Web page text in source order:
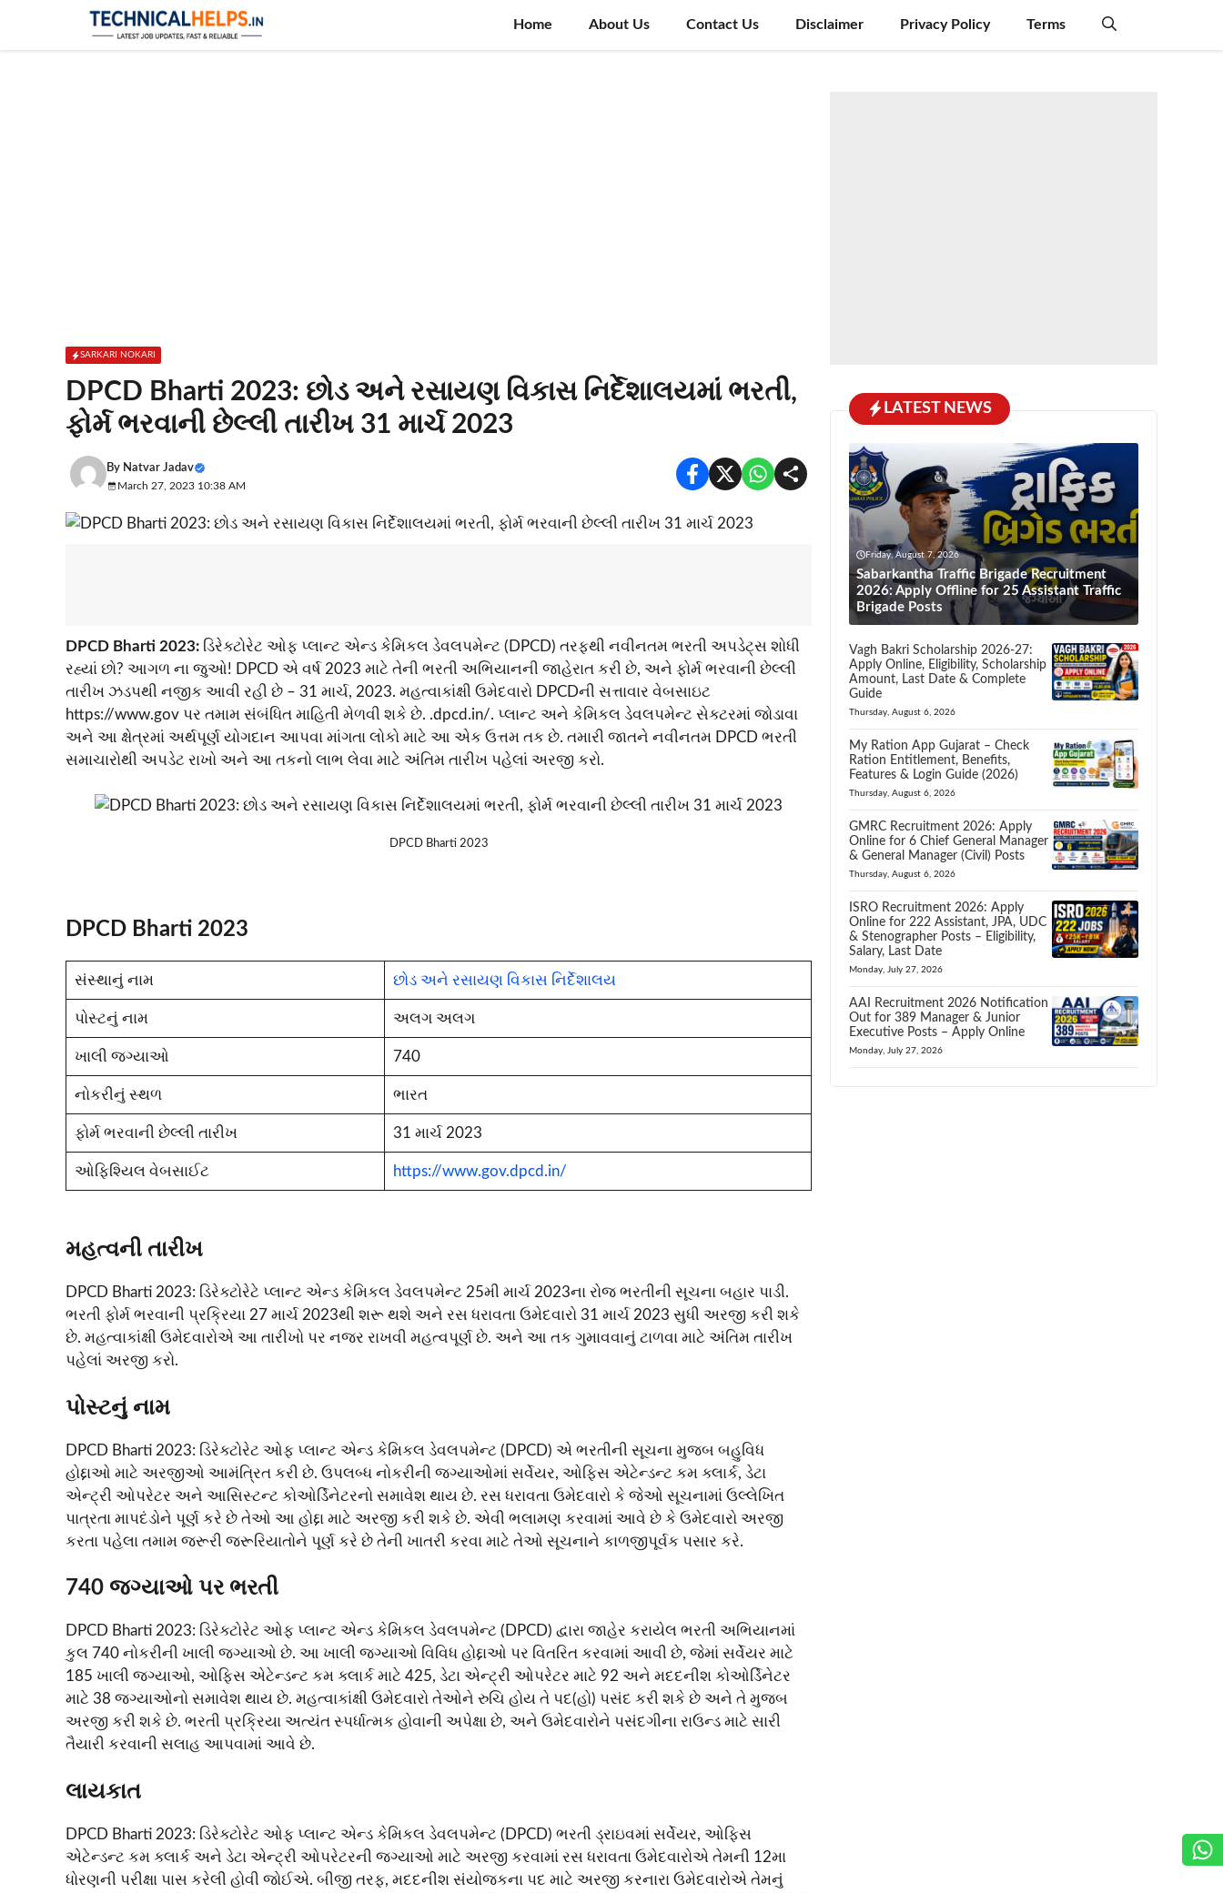
content
Home About Us Contact Us Disclaimer Privacy Policy Terms
SARKARI NOKARI
DPCD Bharti 2023: છોડ અને રસાયણ વિકાસ નિર્દેશાલયમાં ભરતી,
ફોર્મ ભરવાની છેલ્લી તારીખ 31 માર્ચ 2023
By Natvar Jadav
March 27, 2023 10:38 AM
DPCD Bharti 2023: ડિરેક્ટોરેટ ઓફ પ્લાન્ટ એન્ડ કેમિકલ ડેવલપમેન્ટ (DPCD) તરફથી નવીનતમ ભરતી અપડેટ્સ શોધી
રહ્યાં છો? આગળ ના જુઓ! DPCD એ વર્ષ 2023 માટે તેની ભરતી અભિયાનની જાહેરાત કરી છે, અને ફોર્મ ભરવાની છેલ્લી
તારીખ ઝડપથી નજીક આવી રહી છે – 31 માર્ચ, 2023. મહત્વાકાંક્ષી ઉમેદવારો DPCDની સત્તાવાર વેબસાઇટ
https://www.gov પર તમામ સંબંધિત માહિતી મેળવી શકે છે. .dpcd.in/. પ્લાન્ટ અને કેમિકલ ડેવલપમેન્ટ સેક્ટરમાં જોડાવા
અને આ ક્ષેત્રમાં અર્થપૂર્ણ યોગદાન આપવા માંગતા લોકો માટે આ એક ઉત્તમ તક છે. તમારી જાતને નવીનતમ DPCD ભરતી
સમાચારોથી અપડેટ રાખો અને આ તકનો લાભ લેવા માટે અંતિમ તારીખ પહેલાં અરજી કરો.
DPCD Bharti 2023
DPCD Bharti 2023
સંસ્થાનું નામ છોડ અને રસાયણ વિકાસ નિર્દેશાલય
પોસ્ટનું નામ અલગ અલગ
ખાલી જગ્યાઓ 740
નોકરીનું સ્થળ ભારત
ફોર્મ ભરવાની છેલ્લી તારીખ 31 માર્ચ 2023
ઓફિશ્યિલ વેબસાઈટ https://www.gov.dpcd.in/
મહત્વની તારીખ
DPCD Bharti 2023: ડિરેક્ટોરેટે પ્લાન્ટ એન્ડ કેમિકલ ડેવલપમેન્ટ 25મી માર્ચ 2023ના રોજ ભરતીની સૂચના બહાર પાડી.
ભરતી ફોર્મ ભરવાની પ્રક્રિયા 27 માર્ચ 2023થી શરૂ થશે અને રસ ધરાવતા ઉમેદવારો 31 માર્ચ 2023 સુધી અરજી કરી શકે
છે. મહત્વાકાંક્ષી ઉમેદવારોએ આ તારીખો પર નજર રાખવી મહત્વપૂર્ણ છે. અને આ તક ગુમાવવાનું ટાળવા માટે અંતિમ તારીખ
પહેલાં અરજી કરો.
પોસ્ટનું નામ
DPCD Bharti 2023: ડિરેક્ટોરેટ ઓફ પ્લાન્ટ એન્ડ કેમિકલ ડેવલપમેન્ટ (DPCD) એ ભરતીની સૂચના મુજબ બહુવિધ
હોદ્દાઓ માટે અરજીઓ આમંત્રિત કરી છે. ઉપલબ્ધ નોકરીની જગ્યાઓમાં સર્વેયર, ઓફિસ એટેન્ડન્ટ કમ ક્લાર્ક, ડેટા
એન્ટ્રી ઓપરેટર અને આસિસ્ટન્ટ કોઓર્ડિનેટરનો સમાવેશ થાય છે. રસ ધરાવતા ઉમેદવારો કે જેઓ સૂચનામાં ઉલ્લેખિત
પાત્રતા માપદંડોને પૂર્ણ કરે છે તેઓ આ હોદ્દા માટે અરજી કરી શકે છે. એવી ભલામણ કરવામાં આવે છે કે ઉમેદવારો અરજી
કરતા પહેલા તમામ જરૂરી જરૂરિયાતોને પૂર્ણ કરે છે તેની ખાતરી કરવા માટે તેઓ સૂચનાને કાળજીપૂર્વક પસાર કરે.
740 જગ્યાઓ પર ભરતી
DPCD Bharti 2023: ડિરેક્ટોરેટ ઓફ પ્લાન્ટ એન્ડ કેમિકલ ડેવલપમેન્ટ (DPCD) દ્વારા જાહેર કરાયેલ ભરતી અભિયાનમાં
કુલ 740 નોકરીની ખાલી જગ્યાઓ છે. આ ખાલી જગ્યાઓ વિવિધ હોદ્દાઓ પર વિતરિત કરવામાં આવી છે, જેમાં સર્વેયર માટે
185 ખાલી જગ્યાઓ, ઓફિસ એટેન્ડન્ટ કમ ક્લાર્ક માટે 425, ડેટા એન્ટ્રી ઓપરેટર માટે 92 અને મદદનીશ કોઓર્ડિનેટર
માટે 38 જગ્યાઓનો સમાવેશ થાય છે. મહત્વાકાંક્ષી ઉમેદવારો તેઓને રુચિ હોય તે પદ(હો) પસંદ કરી શકે છે અને તે મુજબ
અરજી કરી શકે છે. ભરતી પ્રક્રિયા અત્યંત સ્પર્ધાત્મક હોવાની અપેક્ષા છે, અને ઉમેદવારોને પસંદગીના રાઉન્ડ માટે સારી
તૈયારી કરવાની સલાહ આપવામાં આવે છે.
લાયકાત
DPCD Bharti 2023: ડિરેક્ટોરેટ ઓફ પ્લાન્ટ એન્ડ કેમિકલ ડેવલપમેન્ટ (DPCD) ભરતી ડ્રાઇવમાં સર્વેયર, ઓફિસ
એટેન્ડન્ટ કમ ક્લાર્ક અને ડેટા એન્ટ્રી ઓપરેટરની જગ્યાઓ માટે અરજી કરવામાં રસ ધરાવતા ઉમેદવારોએ તેમની 12મા
ધોરણની પરીક્ષા પાસ કરેલી હોવી જોઈએ. બીજી તરફ, મદદનીશ સંયોજકના પદ માટે અરજી કરનારા ઉમેદવારોએ તેમનું
LATEST NEWS
Friday, August 7, 2026
Sabarkantha Traffic Brigade Recruitment
2026: Apply Offline for 25 Assistant Traffic
Brigade Posts
Vagh Bakri Scholarship 2026-27:
Apply Online, Eligibility, Scholarship
Amount, Last Date & Complete
Guide
Thursday, August 6, 2026
My Ration App Gujarat – Check
Ration Entitlement, Benefits,
Features & Login Guide (2026)
Thursday, August 6, 2026
GMRC Recruitment 2026: Apply
Online for 6 Chief General Manager
& General Manager (Civil) Posts
Thursday, August 6, 2026
ISRO Recruitment 2026: Apply
Online for 222 Assistant, JPA, UDC
& Stenographer Posts – Eligibility,
Salary, Last Date
Monday, July 27, 2026
AAI Recruitment 2026 Notification
Out for 389 Manager & Junior
Executive Posts – Apply Online
Monday, July 27, 2026